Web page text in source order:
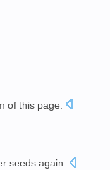
of this page
seeds again.